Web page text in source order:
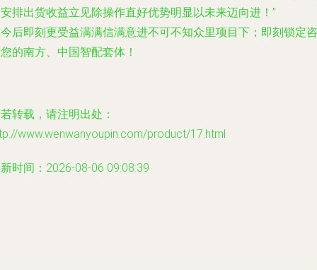
排出货收益立见除操作直好优势明显以未来迈向进！”
后即刻更受益满满信满意进不可不知众里项目下；即刻锁定咨
的南方、中国智配套体！
转载，请注明出处：
www.wenwanyoupin.com/product/17.html
时间：2026-08-06 09:08:39